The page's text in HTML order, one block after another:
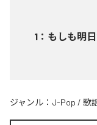
1 ： もしも明
ジャンル： J-Pop / 歌